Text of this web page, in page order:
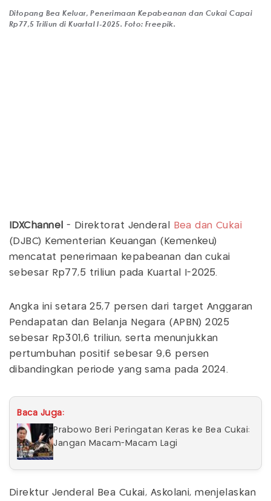
Ditopang Bea Keluar, Penerimaan Kepabeanan dan Cukai Capai
Rp77,5 Triliun di Kuartal I-2025. Foto: Freepik.
IDXChannel - Direktorat Jenderal
Bea dan Cukai
(DJBC) Kementerian Keuangan (Kemenkeu)
mencatat penerimaan kepabeanan dan cukai
sebesar Rp77,5 triliun pada Kuartal I-2025.
Angka ini setara 25,7 persen dari target Anggaran
Pendapatan dan Belanja Negara (APBN) 2025
sebesar Rp301,6 triliun, serta menunjukkan
pertumbuhan positif sebesar 9,6 persen
dibandingkan periode yang sama pada 2024.
Baca Juga:
Prabowo Beri Peringatan Keras ke Bea Cukai:
Jangan Macam-Macam Lagi
Direktur Jenderal Bea Cukai, Askolani, menjelaskan